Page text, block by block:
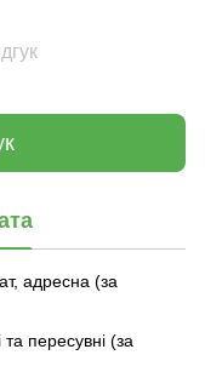
адресна (за
та пересувні (за